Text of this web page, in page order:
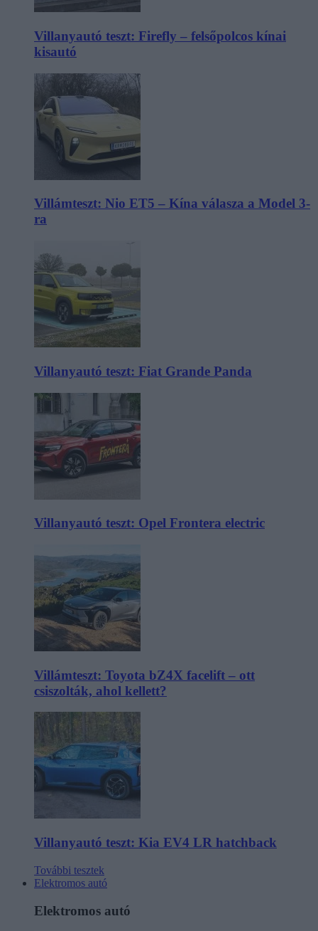
Villanyautó teszt: Firefly – felsőpolcos kínai
kisautó
Villámteszt: Nio ET5 – Kína válasza a Model 3-
ra
Villanyautó teszt: Fiat Grande Panda
Villanyautó teszt: Opel Frontera electric
Villámteszt: Toyota bZ4X facelift – ott
csiszolták, ahol kellett?
Villanyautó teszt: Kia EV4 LR hatchback
További tesztek
Elektromos autó
Elektromos autó